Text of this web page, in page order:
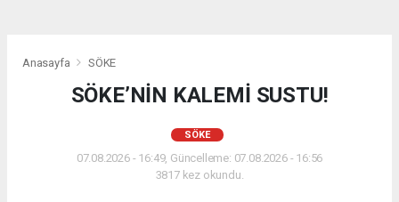
Anasayfa SÖKE
SÖKE’NİN KALEMİ SUSTU!
SÖKE
07.08.2026 - 16:49, Güncelleme: 07.08.2026 - 16:56
3817 kez okundu.